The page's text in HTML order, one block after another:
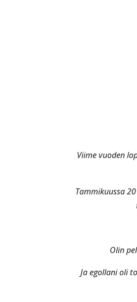
Viime vuoden
Tammikuussa
Olin
Ja egollani oli